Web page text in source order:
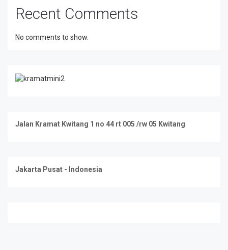
Recent Comments
No comments to show.
Jalan Kramat Kwitang 1 no 44 rt 005 /rw 05 Kwitang
Jakarta Pusat - Indonesia